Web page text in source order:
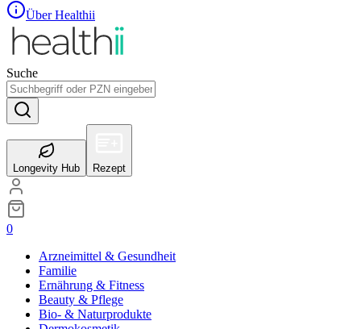
Über Healthii
Suche
Longevity Hub Rezept
0
Arzneimittel & Gesundheit
Familie
Ernährung & Fitness
Beauty & Pflege
Bio- & Naturprodukte